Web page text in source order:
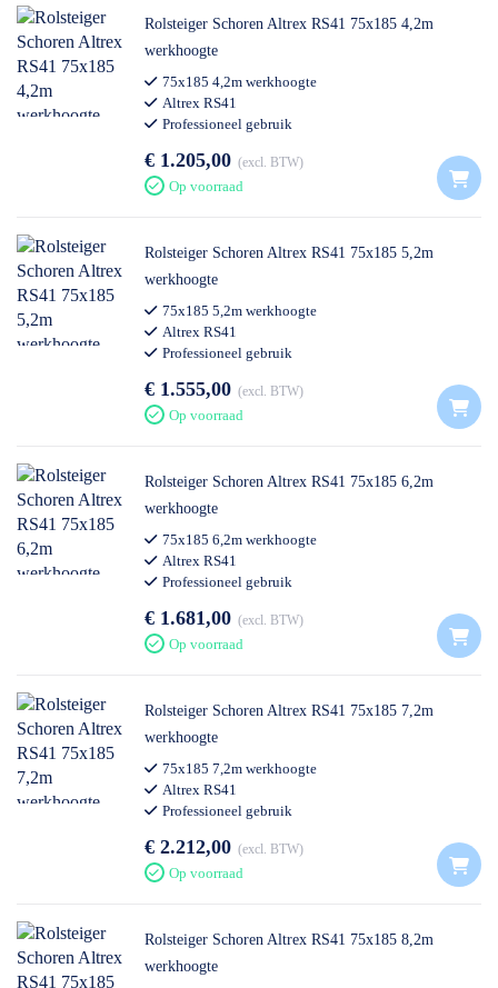
Rolsteiger Schoren Altrex RS41 75x185 4,2m
werkhoogte
75x185 4,2m werkhoogte
Altrex RS41
Professioneel gebruik
€ 1.205,00 excl. BTW
Op voorraad
Rolsteiger Schoren Altrex RS41 75x185 5,2m
werkhoogte
75x185 5,2m werkhoogte
Altrex RS41
Professioneel gebruik
€ 1.555,00 excl. BTW
Op voorraad
Rolsteiger Schoren Altrex RS41 75x185 6,2m
werkhoogte
75x185 6,2m werkhoogte
Altrex RS41
Professioneel gebruik
€ 1.681,00 excl. BTW
Op voorraad
Rolsteiger Schoren Altrex RS41 75x185 7,2m
werkhoogte
75x185 7,2m werkhoogte
Altrex RS41
Professioneel gebruik
€ 2.212,00 excl. BTW
Op voorraad
Rolsteiger Schoren Altrex RS41 75x185 8,2m
werkhoogte